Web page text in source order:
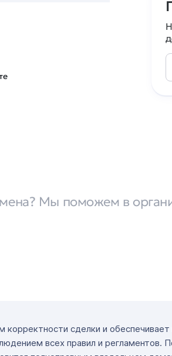
Мы поможем в
корректности сделки и
всех правил и регламентов.